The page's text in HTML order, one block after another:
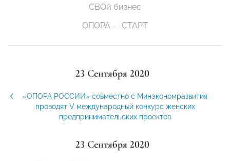
СВОй бизнес
ОПОРА — СТАРТ
23 Сентября 2020
«ОПОРА РОССИИ» совместно с Минэкономразвития
проводят V международный конкурс женских
предпринимательских проектов
23 Сентября 2020